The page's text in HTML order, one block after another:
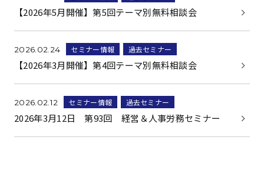
【2026年5月開催】第5回テーマ別無料相談会
2026.02.24 セミナー情報 過去セミナー
【2026年3月開催】第4回テーマ別無料相談会
2026.02.12 セミナー情報 過去セミナー
2026年3月12日 第93回 経営＆人事労務セミナー